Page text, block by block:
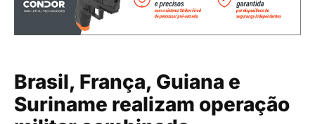
Brasil, França, Guiana e
Suriname realizam operação